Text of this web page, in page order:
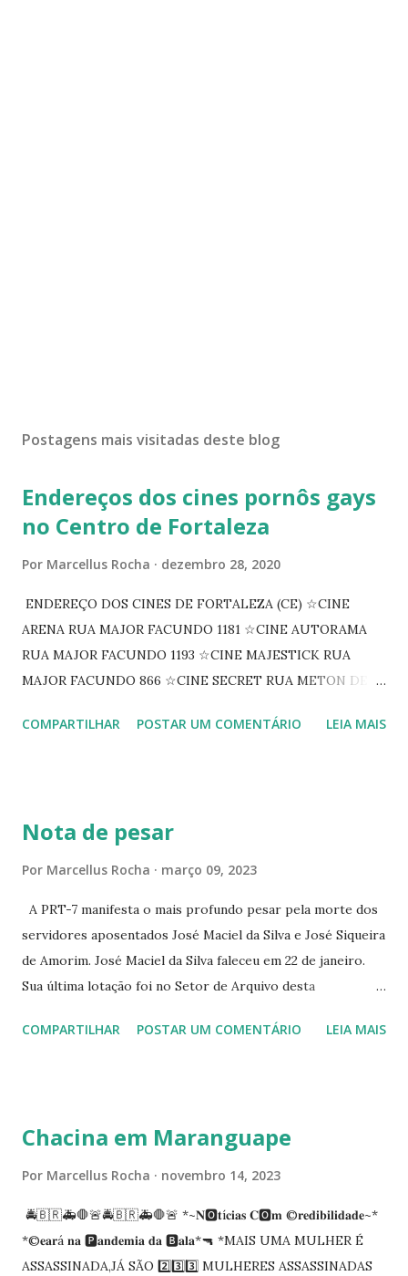
Postagens mais visitadas deste blog
Endereços dos cines pornôs gays
no Centro de Fortaleza
Por Marcellus Rocha dezembro 28, 2020
ENDEREÇO DOS CINES DE FORTALEZA (CE) ☆CINE
ARENA RUA MAJOR FACUNDO 1181 ☆CINE AUTORAMA
RUA MAJOR FACUNDO 1193 ☆CINE MAJESTICK RUA
MAJOR FACUNDO 866 ☆CINE SECRET RUA METON DE
PEIXOTO 1307 ☆CINE IRIS RUA FLORIANO PEIXOTO 1206
☆CINE VIP CLUBE RUA 24 DE MAIO 825 ☆CINE ECLIPSE
COMPARTILHAR POSTAR UM COMENTÁRIO LEIA MAIS
Nota de pesar
Por Marcellus Rocha março 09, 2023
A PRT-7 manifesta o mais profundo pesar pela morte dos
servidores aposentados José Maciel da Silva e José Siqueira
de Amorim. José Maciel da Silva faleceu em 22 de janeiro.
Sua última lotação foi no Setor de Arquivo desta
Siqueira Amorim faleceu em 28 de fevereiro e encerrou a
enquanto atuaram nesta instituição.
COMPARTILHAR POSTAR UM COMENTÁRIO LEIA MAIS
Chacina em Maranguape
Por Marcellus Rocha novembro 14, 2023
🚔🇧🇷🚑🛑🚨🚔🇧🇷🚑🛑🚨 *~𝐍🅾️𝐭í𝐜𝐢𝐚𝐬 𝐂🅾️𝐦 ©️𝐫𝐞𝐝𝐢𝐛𝐢𝐥𝐢𝐝𝐚𝐝𝐞~*
*©️𝐞𝐚𝐫á 𝐧𝐚 🅿️𝐚𝐧𝐝𝐞𝐦𝐢𝐚 𝐝𝐚 🅱️𝐚𝐥𝐚*🔫 *MAIS UMA MULHER É
ASSASSINADA,JÁ SÃO 2️⃣3️⃣3️⃣ MULHERES ASSASSINADAS